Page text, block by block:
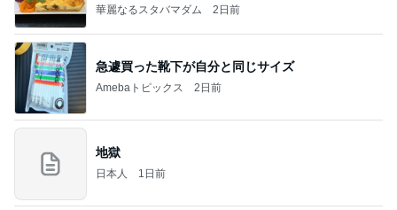
華麗なるスタバマダム 2日前
急遽買った靴下が自分と同じサイズ
Amebaトピックス 2日前
地獄
日本人 1日前